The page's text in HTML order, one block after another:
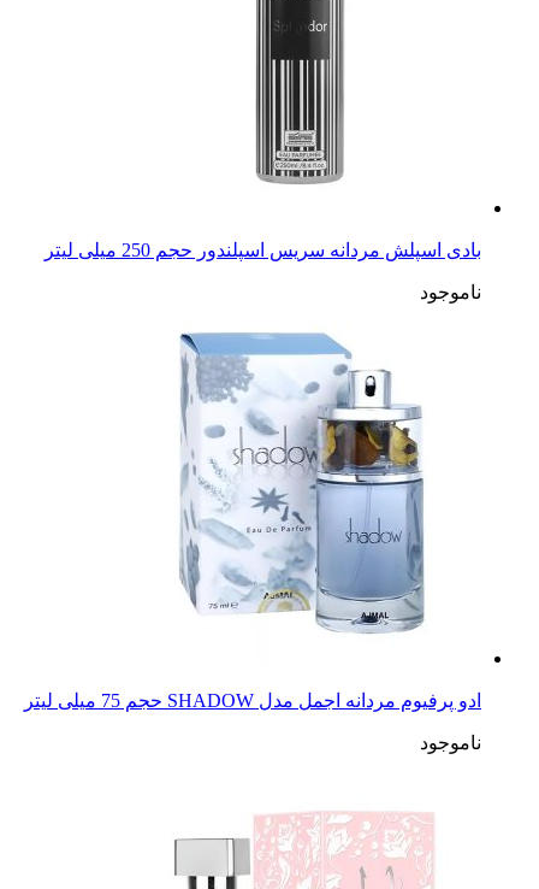
بادی اسپلش مردانه سریس اسپلندور حجم 250 میلی لیتر
ناموجود
ادو پرفیوم مردانه اجمل مدل SHADOW حجم 75 میلی لیتر
ناموجود